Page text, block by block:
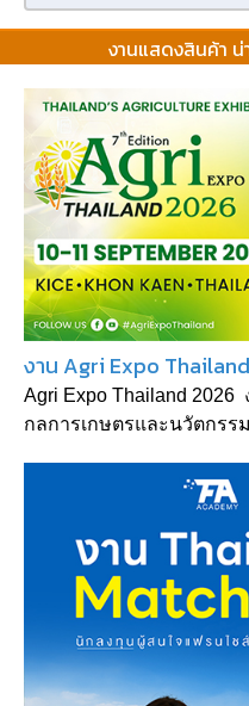
งานแสดงสินค้า น่
งาน Agri Expo
Agri Expo Thailand 2026
กลการเกษตรและนวัตกรร